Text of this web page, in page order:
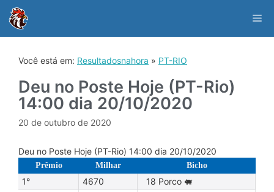
content
Você está em: Resultadosnahora » PT-RIO
Deu no Poste Hoje (PT-Rio)
14:00 dia 20/10/2020
20 de outubro de 2020
Deu no Poste Hoje (PT-Rio) 14:00 dia 20/10/2020
Prêmio Milhar Bicho
1° 4670
18 Porco 🐖